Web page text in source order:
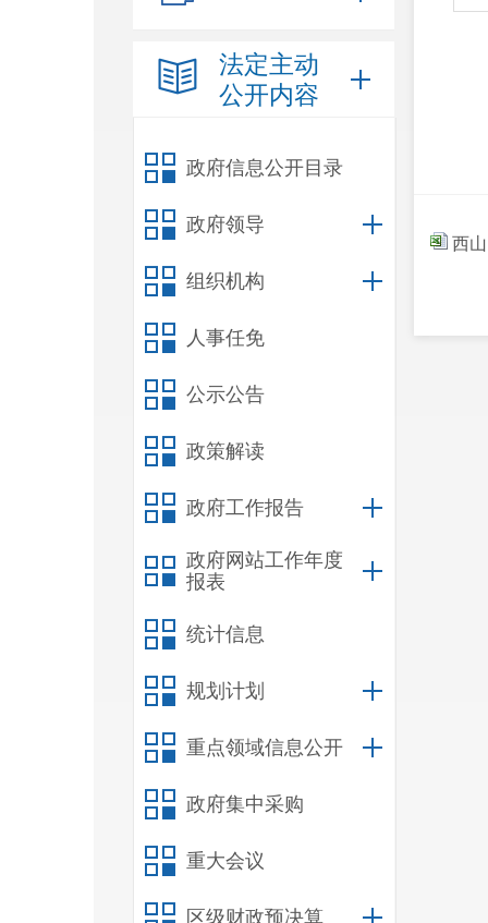
法定主动
公开内容
政府信息公开目录
政府领导
组织机构
人事任免
公示公告
政策解读
政府工作报告
政府网站工作年度
报表
统计信息
规划计划
重点领域信息公开
政府集中采购
重大会议
区级财政预决算
西